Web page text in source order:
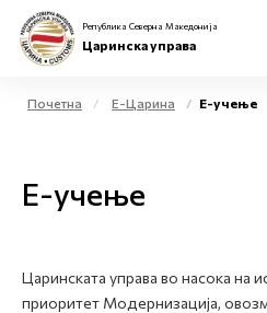
Физички лица
Бизнис заедница
Република Северна Македонија
Царинска управа
Почетна Е-Царина Е-учење
Е-учење
Царинската управа во насока на
приоритет Модернизација,